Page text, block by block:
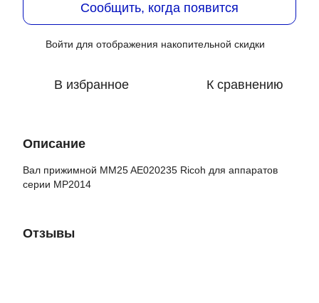
Сообщить, когда появится
Войти для отображения накопительной скидки
В избранное К сравнению
Описание
Вал прижимной MM25 AE020235 Ricoh для аппаратов
серии MP2014
Отзывы